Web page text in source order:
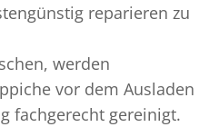
reparieren zu
werden
vor dem Ausladen
fachgerecht gereinigt.